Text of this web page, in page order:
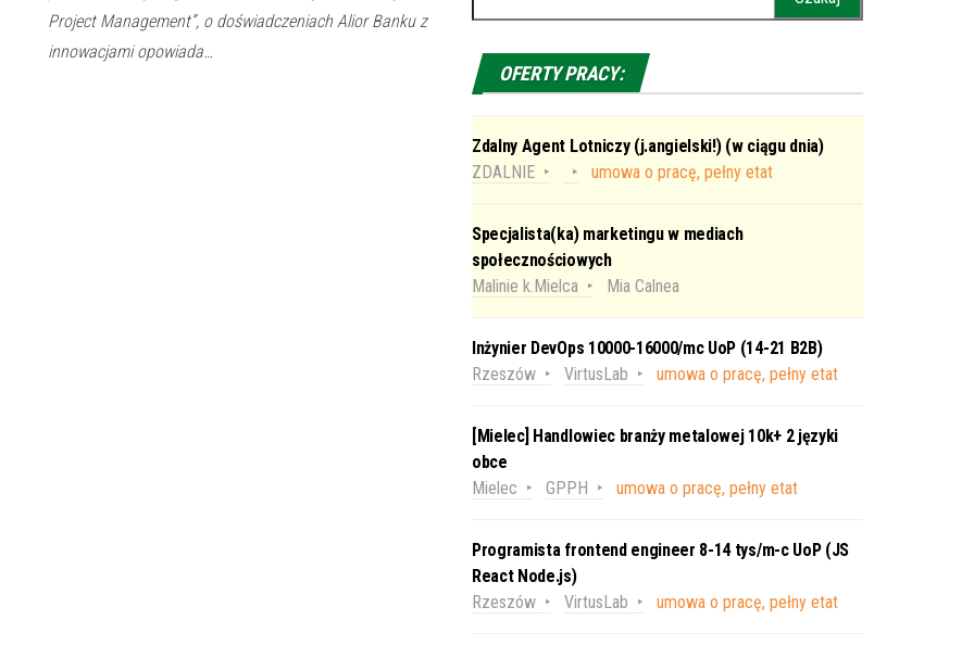
Project Management”, o doświadczeniach Alior Banku z
innowacjami opowiada…
OFERTY PRACY:
Zdalny Agent Lotniczy (j.angielski!) (w ciągu dnia)
ZDALNIE
umowa o pracę, pełny etat
Specjalista(ka) marketingu w mediach
społecznościowych
Malinie k.Mielca
Mia Calnea
Inżynier DevOps 10000-16000/mc UoP (14-21 B2B)
Rzeszów
VirtusLab umowa o pracę, pełny etat
[Mielec] Handlowiec branży metalowej 10k+ 2 języki
obce
Mielec
GPPH umowa o pracę, pełny etat
Programista frontend engineer 8-14 tys/m-c UoP (JS
React Node.js)
Rzeszów
VirtusLab umowa o pracę, pełny etat